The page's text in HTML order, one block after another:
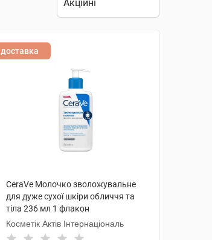
доставка
CeraVe Молочко зволожувальне
для дуже сухої шкіри обличчя та
тіла 236 мл 1 флакон
Косметік Актів Інтернаціональ